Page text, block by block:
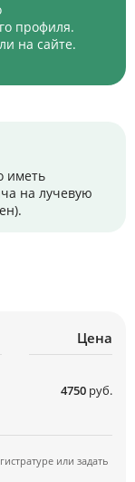
профиля.
на сайте.
иметь
на лучевую
Цена
4750 руб.
или задать